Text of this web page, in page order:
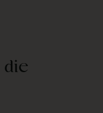
die